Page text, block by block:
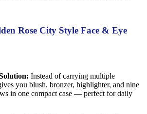
Rose City Style Face & Eye
Instead of carrying multiple
you blush, bronzer, highlighter, and nine
in one compact case — perfect for daily